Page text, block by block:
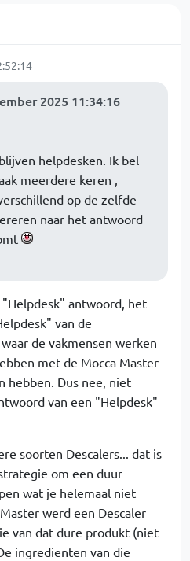
2025 11:34:16
helpdesken. Ik bel
meerdere keren ,
op de zelfde
naar het antwoord
antwoord, het
van de
de vakmensen werken
met de Mocca Master
hebben. Dus nee, niet
van een "Helpdesk"
soorten Descalers... dat is
om een duur
wat je helemaal niet
werd een Descaler
van dat dure produkt (niet
ingredienten van die